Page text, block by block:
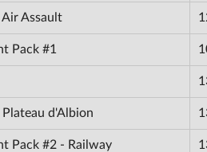
Assault
Pack #1
d'Albion
Pack #2 - Railway